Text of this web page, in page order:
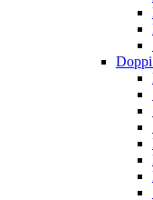
Doppi